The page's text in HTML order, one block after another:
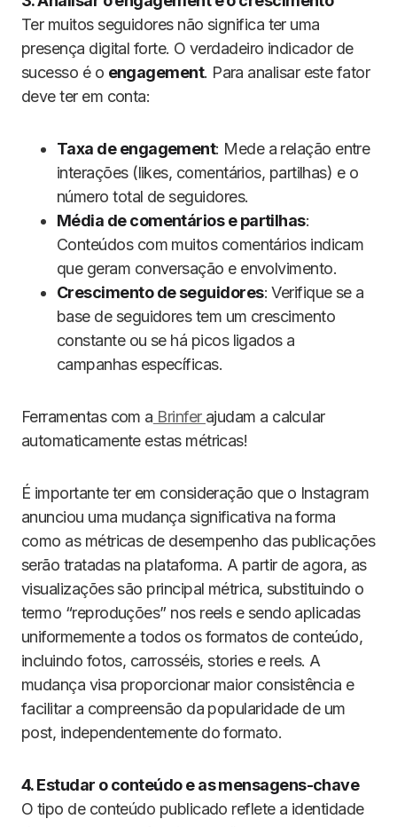
Ter muitos seguidores não significa ter uma
presença digital forte. O verdadeiro indicador de
sucesso é o engagement. Para analisar este fator
deve ter em conta:
Taxa de engagement: Mede a relação entre
interações (likes, comentários, partilhas) e o
número total de seguidores.
Média de comentários e partilhas:
Conteúdos com muitos comentários indicam
que geram conversação e envolvimento.
Crescimento de seguidores: Verifique se a
base de seguidores tem um crescimento
constante ou se há picos ligados a
campanhas específicas.
Ferramentas com a Brinfer ajudam a calcular
automaticamente estas métricas!
É importante ter em consideração que o Instagram
anunciou uma mudança significativa na forma
como as métricas de desempenho das publicações
serão tratadas na plataforma. A partir de agora, as
visualizações são principal métrica, substituindo o
termo “reproduções” nos reels e sendo aplicadas
uniformemente a todos os formatos de conteúdo,
incluindo fotos, carrosséis, stories e reels. A
mudança visa proporcionar maior consistência e
facilitar a compreensão da popularidade de um
post, independentemente do formato.
4. Estudar o conteúdo e as mensagens-chave
O tipo de conteúdo publicado reflete a identidade